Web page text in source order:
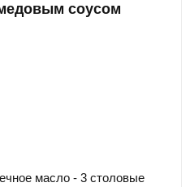
соусом
масло - 3 столовые